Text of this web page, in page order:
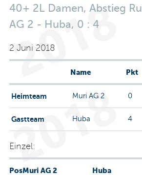
40+ 2L Damen, Abstieg
AG 2 - Huba, 0 : 4
2 Juni 2018
Name Pkt
Heimteam Muri AG 2 0
Gastteam Huba 4
Einzel:
PosMuri AG 2 Huba